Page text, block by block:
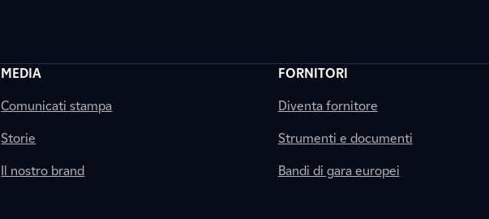
MEDIA
Comunicati stampa
Storie
Il nostro brand
FORNITORI
Diventa fornitore
Strumenti e documenti
Bandi di gara europei